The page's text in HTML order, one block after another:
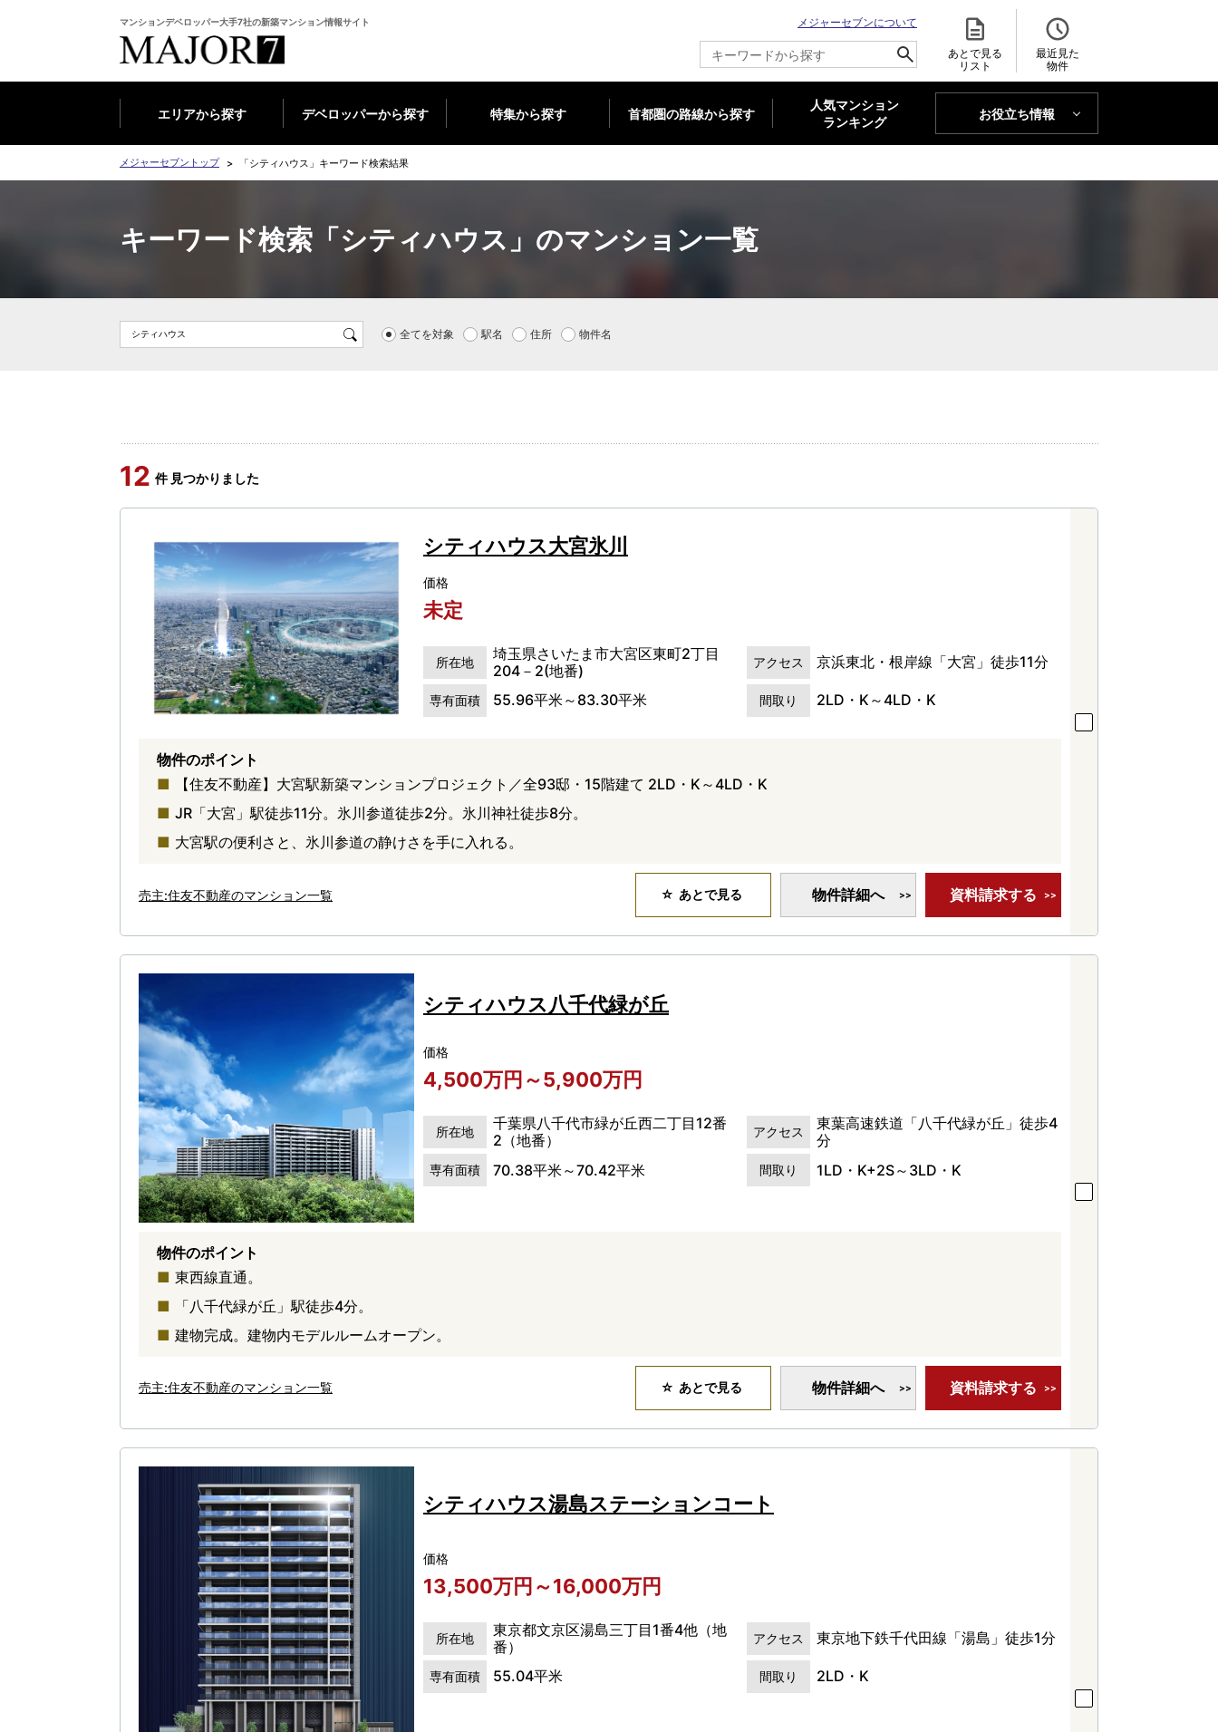
マンションデベロッパー大手7社の新築マンション情報サイト
メジャーセブンについて
あとで見る
リスト
最近見た
物件
エリアから探す デベロッパーから探す 特集から探す 首都圏の路線から探す
人気マンション
ランキング
お役立ち情報
MAJOR'S BLOG
メジャーセブントップ 「シティハウス」キーワード検索結果
キーワード検索「シティハウス」のマンション一覧
全てを対象 駅名 住所 物件名
12 件 見つかりました
シティハウス大宮氷川
価格
未定
所在地
埼玉県さいたま市大宮区東町2丁目
204－2(地番)
アクセス 京浜東北・根岸線「大宮」徒歩11分
専有面積 55.96平米～83.30平米 間取り 2LD・K～4LD・K
物件のポイント
【住友不動産】大宮駅新築マンションプロジェクト／全93邸・15階建て 2LD・K～4LD・K
JR「大宮」駅徒歩11分。氷川参道徒歩2分。氷川神社徒歩8分。
大宮駅の便利さと、氷川参道の静けさを手に入れる。
売主:住友不動産のマンション一覧 あとで見る 物件詳細へ 資料請求する
シティハウス八千代緑が丘
価格
4,500万円～5,900万円
所在地
千葉県八千代市緑が丘西二丁目12番
2（地番）
アクセス
東葉高速鉄道「八千代緑が丘」徒歩4
分
専有面積 70.38平米～70.42平米 間取り 1LD・K+2S～3LD・K
物件のポイント
東西線直通。
「八千代緑が丘」駅徒歩4分。
建物完成。建物内モデルルームオープン。
売主:住友不動産のマンション一覧 あとで見る 物件詳細へ 資料請求する
シティハウス湯島ステーションコート
価格
13,500万円～16,000万円
所在地
東京都文京区湯島三丁目1番4他（地
番）
アクセス 東京地下鉄千代田線「湯島」徒歩1分
専有面積 55.04平米 間取り 2LD・K